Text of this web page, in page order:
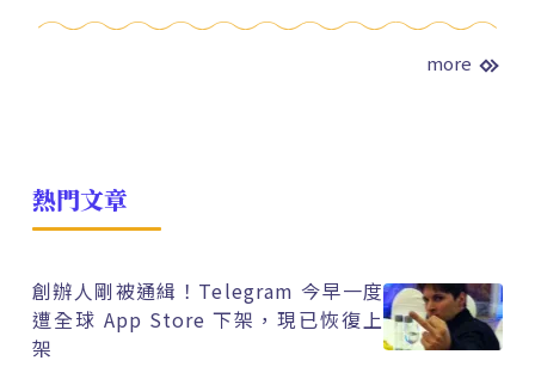
more
熱門文章
創辦人剛被通緝！Telegram 今早一度
遭全球 App Store 下架，現已恢復上
架